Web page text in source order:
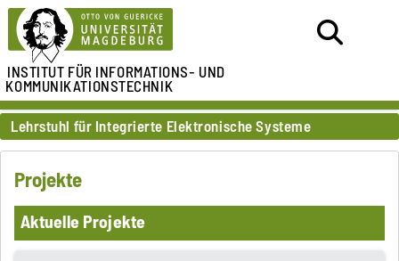
INSTITUT FÜRINFORMATIONS- UND
KOMMUNIKATIONSTECHNIK
Lehrstuhl für Integrierte Elektronische Systeme
Projekte
Aktuelle Projekte